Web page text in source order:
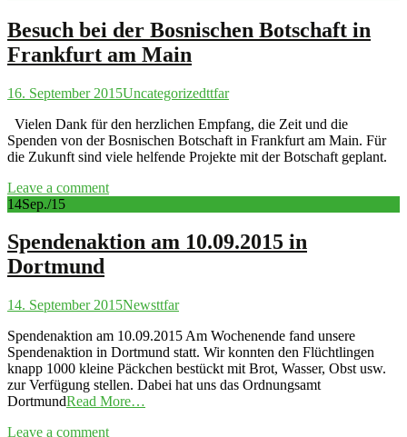
Besuch bei der Bosnischen Botschaft in
Frankfurt am Main
16. September 2015Uncategorizedttfar
Vielen Dank für den herzlichen Empfang, die Zeit und die
Spenden von der Bosnischen Botschaft in Frankfurt am Main. Für
die Zukunft sind viele helfende Projekte mit der Botschaft geplant.
Leave a comment
14Sep./15
Spendenaktion am 10.09.2015 in
Dortmund
14. September 2015Newsttfar
Spendenaktion am 10.09.2015 Am Wochenende fand unsere
Spendenaktion in Dortmund statt. Wir konnten den Flüchtlingen
knapp 1000 kleine Päckchen bestückt mit Brot, Wasser, Obst usw.
zur Verfügung stellen. Dabei hat uns das Ordnungsamt
DortmundRead More…
Leave a comment